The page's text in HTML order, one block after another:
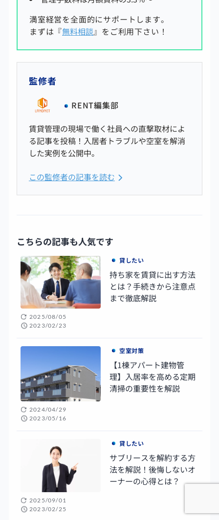
満室経営を全面的にサポートします。
まずは『無料相談』をご利用下さい！
監修者
RENT編集部
賃貸管理の現場で働く社員への直撃取材によ
る記事を投稿！入居者トラブルや空室を解消
した実例を公開中。
この監修者の記事を読む
こちらの記事も人気です
持ち家を賃貸に出す方法
とは？手続きから注意点
まで徹底解説
貸したい
2025/08/05
2023/02/23
【1棟アパート建物管
理】入居率を高める定期
清掃の重要性を解説
空室対策
2024/04/29
2023/05/16
サブリースを解約する方
法を解説！後悔しないオ
ーナーの心得とは？
貸したい
2025/09/01
2023/02/25